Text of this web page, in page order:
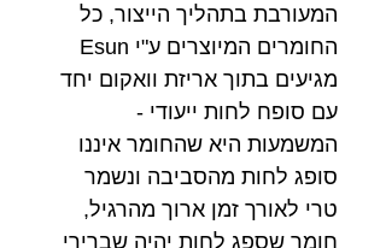
המעורבת בתהליך הייצור, כל
החומרים המיוצרים ע"י Esun
מגיעים בתוך אריזת וואקום יחד
עם סופח לחות ייעודי -
המשמעות היא שהחומר איננו
סופג לחות מהסביבה ונשמר
טרי לאורך זמן ארוך מהרגיל,
חומר שספג לחות יהיה שברירי